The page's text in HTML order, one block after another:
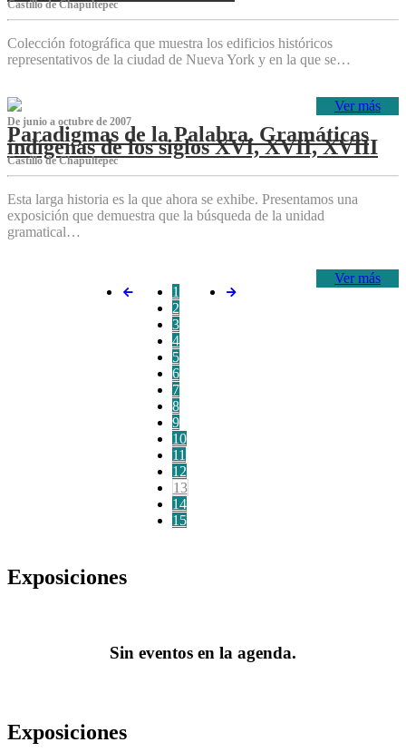
Castillo de Chapultepec
Colección fotográfica que muestra los edificios históricos
representativos de la ciudad de Nueva York y en la que se…
Ver más
De junio a octubre de 2007
Paradigmas de la Palabra. Gramáticas
indígenas de los siglos XVI, XVII, XVIII
Castillo de Chapultepec
Esta larga historia es la que ahora se exhibe. Presentamos una
exposición que demuestra que la búsqueda de la unidad
gramatical…
Ver más
1
2
3
4
5
6
7
8
9
10
11
12
13
14
15
Exposiciones
Sin eventos en la agenda.
Exposiciones